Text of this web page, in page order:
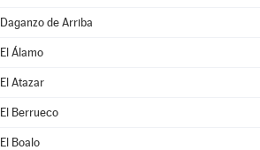
Daganzo de Arriba
El Álamo
El Atazar
El Berrueco
El Boalo